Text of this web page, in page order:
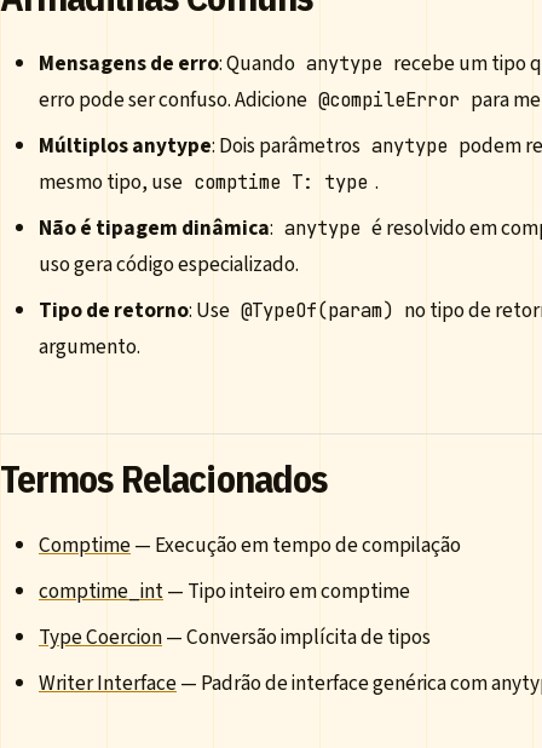
Mensagens de erro: Quando anytype recebe um tipo
erro pode ser confuso. Adicione @compileError para
Múltiplos anytype: Dois parâmetros anytype podem
mesmo tipo, use comptime T: type .
Não é tipagem dinâmica: anytype é resolvido em
uso gera código especializado.
Tipo de retorno: Use @TypeOf(param) no tipo de
argumento.
Termos Relacionados
Comptime— Execução em tempo de compilação
comptime_int— Tipo inteiro em comptime
Type Coercion— Conversão implícita de tipos
Writer Interface— Padrão de interface genérica com